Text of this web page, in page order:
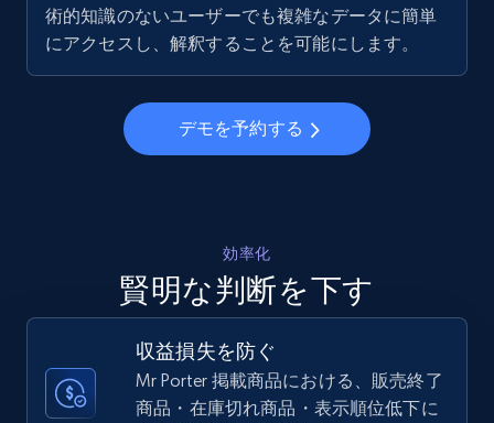
5.6K+ 874+ 今すぐ始める
Walmart - products - Collects products by
specific keywords
5.6K+ 874+ 今すぐ始める
Walmart - products - Discover products by
術的知識のないユーザーでも複雑なデータに簡単
にアクセスし、解釈することを可能にします。
デモを予約する
効率化
賢明な判断を下す
収益損失を防ぐ
Mr Porter 掲載商品における、販売終了
商品・在庫切れ商品・表示順位低下に